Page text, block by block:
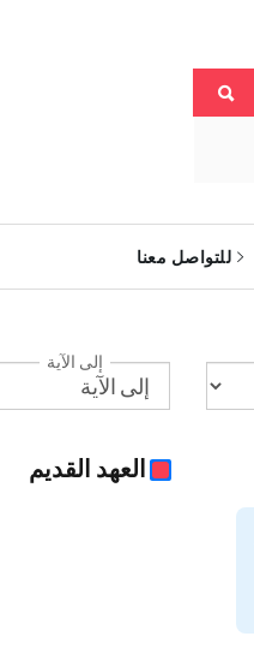
للتواصل معنا
إلى الآية
العهد القديم